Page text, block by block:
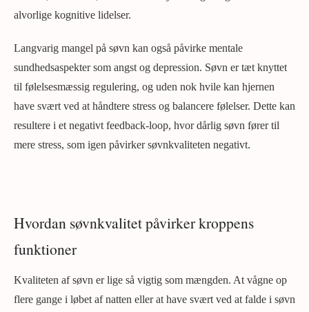
alvorlige kognitive lidelser.
Langvarig mangel på søvn kan også påvirke mentale
sundhedsaspekter som angst og depression. Søvn er tæt knyttet
til følelsesmæssig regulering, og uden nok hvile kan hjernen
have svært ved at håndtere stress og balancere følelser. Dette kan
resultere i et negativt feedback-loop, hvor dårlig søvn fører til
mere stress, som igen påvirker søvnkvaliteten negativt.
Hvordan søvnkvalitet påvirker kroppens
funktioner
Kvaliteten af søvn er lige så vigtig som mængden. At vågne op
flere gange i løbet af natten eller at have svært ved at falde i søvn